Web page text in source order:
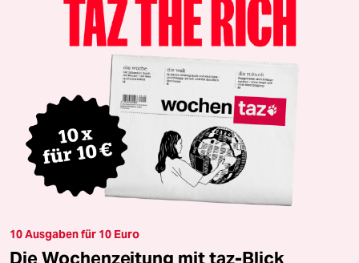
10 Ausgaben für 10 Euro